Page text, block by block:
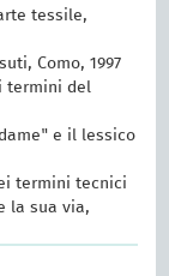
tessile,
Como, 1997
termini del
e il lessico
termini tecnici
la sua via,